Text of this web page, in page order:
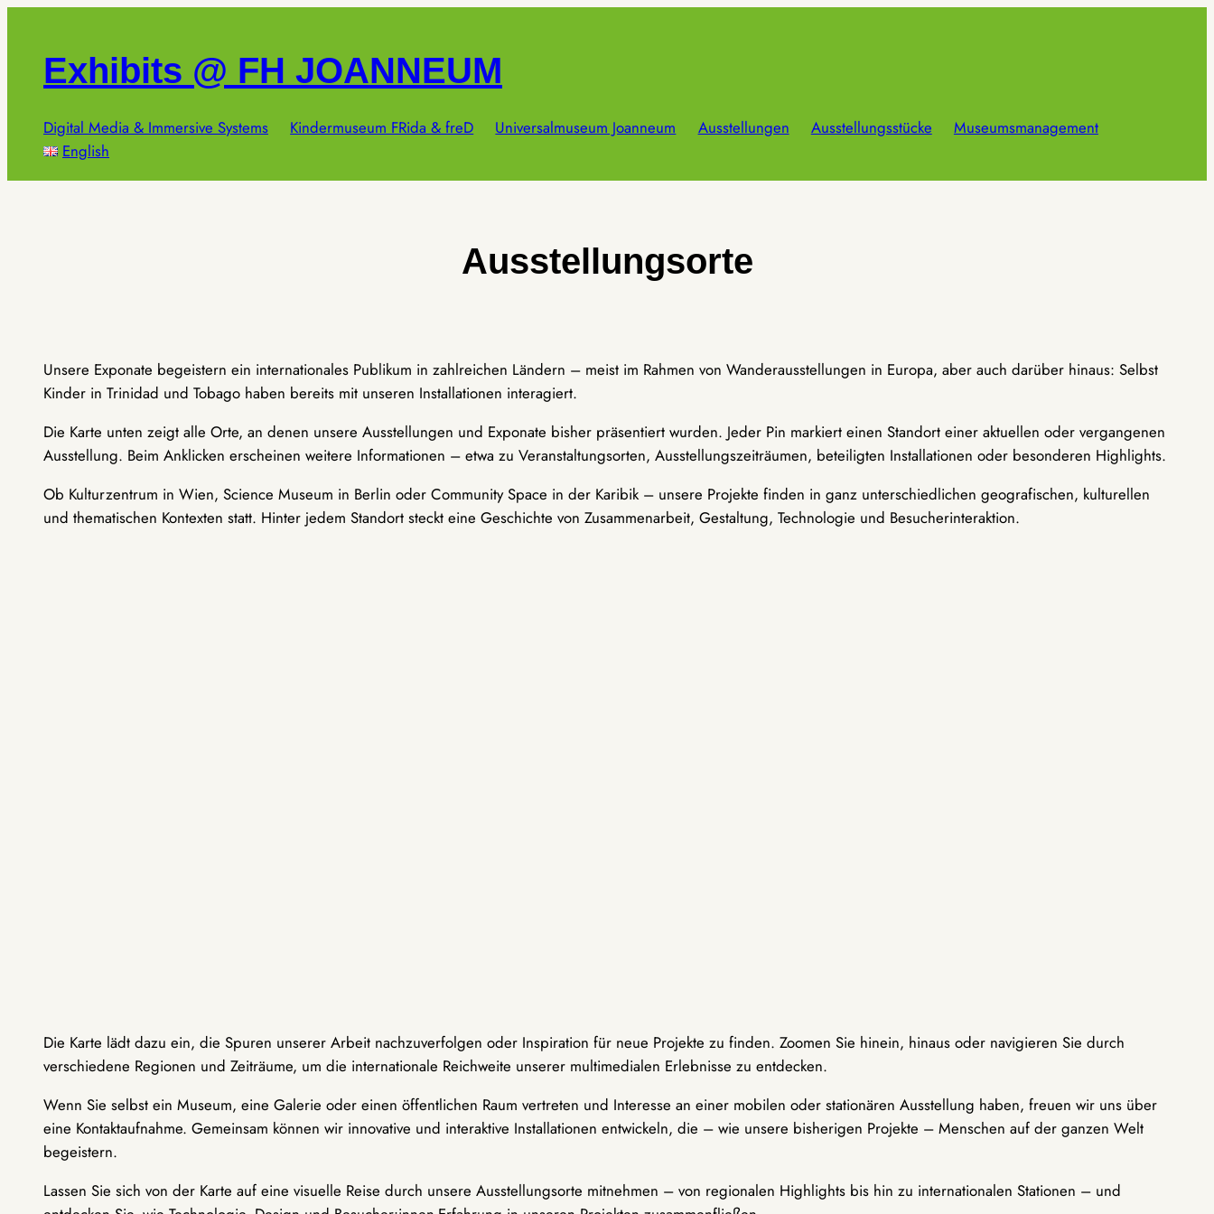
springenExhibits @ FH JOANNEUM
Digital Media & Immersive Systems Kindermuseum FRida & freD Universalmuseum Joanneum Ausstellungen Ausstellungsstücke
Museumsmanagement
English
Ausstellungsorte
Unsere Exponate begeistern ein internationales Publikum in zahlreichen Ländern – meist im Rahmen von Wanderausstellungen in Europa, aber auch darüber hinaus: Selbst
Kinder in Trinidad und Tobago haben bereits mit unseren Installationen interagiert.
Die Karte unten zeigt alle Orte, an denen unsere Ausstellungen und Exponate bisher präsentiert wurden. Jeder Pin markiert einen Standort einer aktuellen oder vergangenen
Ausstellung. Beim Anklicken erscheinen weitere Informationen – etwa zu Veranstaltungsorten, Ausstellungszeiträumen, beteiligten Installationen oder besonderen Highlights.
Ob Kulturzentrum in Wien, Science Museum in Berlin oder Community Space in der Karibik – unsere Projekte finden in ganz unterschiedlichen geografischen, kulturellen
und thematischen Kontexten statt. Hinter jedem Standort steckt eine Geschichte von Zusammenarbeit, Gestaltung, Technologie und Besucherinteraktion.
Die Karte lädt dazu ein, die Spuren unserer Arbeit nachzuverfolgen oder Inspiration für neue Projekte zu finden. Zoomen Sie hinein, hinaus oder navigieren Sie durch
verschiedene Regionen und Zeiträume, um die internationale Reichweite unserer multimedialen Erlebnisse zu entdecken.
Wenn Sie selbst ein Museum, eine Galerie oder einen öffentlichen Raum vertreten und Interesse an einer mobilen oder stationären Ausstellung haben, freuen wir uns über
eine Kontaktaufnahme. Gemeinsam können wir innovative und interaktive Installationen entwickeln, die – wie unsere bisherigen Projekte – Menschen auf der ganzen Welt
begeistern.
Lassen Sie sich von der Karte auf eine visuelle Reise durch unsere Ausstellungsorte mitnehmen – von regionalen Highlights bis hin zu internationalen Stationen – und